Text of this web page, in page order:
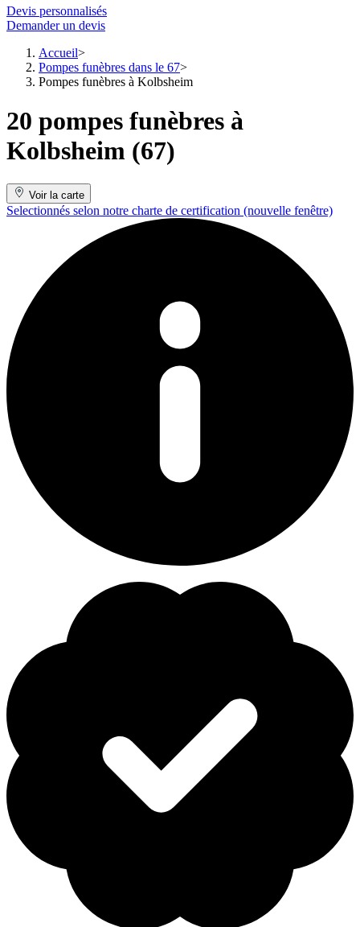
Devis personnalisés
Demander un devis
Accueil
Pompes funèbres dans le 67
Pompes funèbres à Kolbsheim
20 pompes funèbres à
Kolbsheim (67)
Voir la carte
Selectionnés selon notre charte de certification (nouvelle fenêtre)